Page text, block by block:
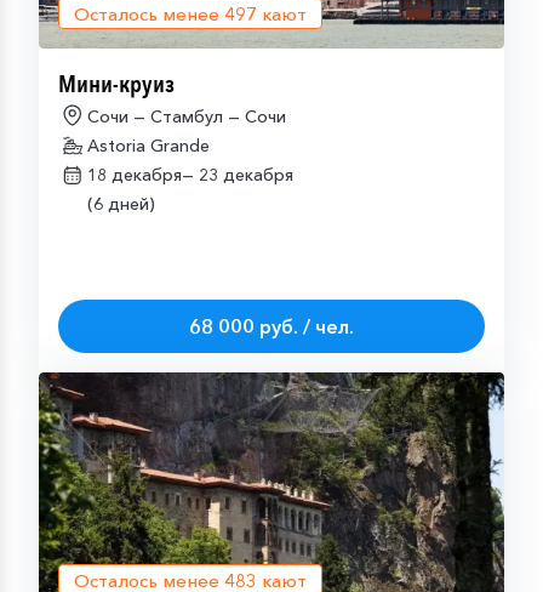
Осталось менее 497 кают
Мини-круиз
Сочи — Стамбул — Сочи
Astoria Grande
18 декабря— 23 декабря
(6 дней)
68 000 руб. / чел.
Осталось менее 483 кают